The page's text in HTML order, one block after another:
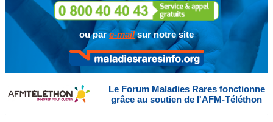
ou pare-mailsur notre site
Le Forum Maladies Rares fonctionne
grâce au soutien de l'AFM-Téléthon